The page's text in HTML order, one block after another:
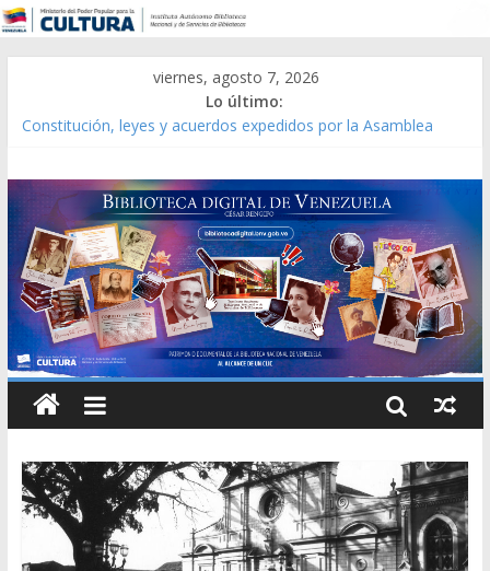
viernes, agosto 7, 2026
Lo último:
Constitución, leyes y acuerdos expedidos por la Asamblea
Modesta Bor Sánchez [material gráfico]
Gaceta Oficial de la República de Venezuela año CXXXIII Mes V,
Caracas 09 de marzo de 2006 N° 38.394
Catálogo temático de obras de Modesta Bor